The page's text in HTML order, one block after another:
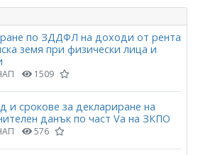
по ЗДДФЛ на доходи от рента
земя при физически лица и
1509
и срокове за деклариране на
данък по част Vа на ЗКПО
576